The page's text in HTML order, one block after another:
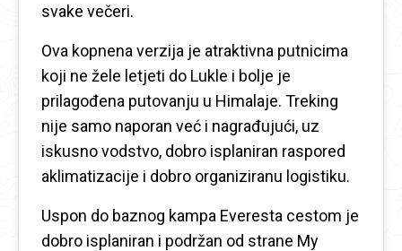
svake večeri.
Ova kopnena verzija je atraktivna putnicima
koji ne žele letjeti do Lukle i bolje je
prilagođena putovanju u Himalaje. Treking
nije samo naporan već i nagrađujući, uz
iskusno vodstvo, dobro isplaniran raspored
aklimatizacije i dobro organiziranu logistiku.
Uspon do baznog kampa Everesta cestom je
dobro isplaniran i podržan od strane My